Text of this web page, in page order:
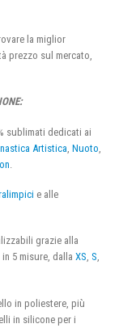
la miglior
prezzo sul mercato,
sublimati dedicati ai
Artistica Nuoto
e alle
grazie alla
5 misure, dalla XS, S,
in poliestere, più
in silicone per i